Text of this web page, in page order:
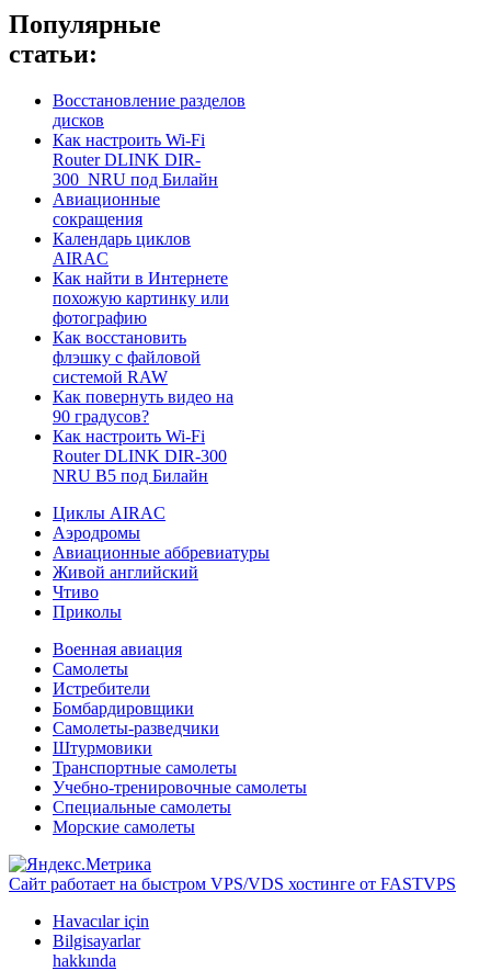
Популярные
статьи:
Восстановление разделов
дисков
Как настроить Wi-Fi
Router DLINK DIR-
300_NRU под Билайн
Авиационные
сокращения
Календарь циклов
AIRAC
Как найти в Интернете
похожую картинку или
фотографию
Как восстановить
флэшку с файловой
системой RAW
Как повернуть видео на
90 градусов?
Как настроить Wi-Fi
Router DLINK DIR-300
NRU B5 под Билайн
Циклы AIRAC
Аэродромы
Авиационные аббревиатуры
Живой английский
Чтиво
Приколы
Военная авиация
Самолеты
Истребители
Бомбардировщики
Самолеты-разведчики
Штурмовики
Транспортные самолеты
Учебно-тренировочные самолеты
Специальные самолеты
Морские самолеты
Сайт работает на быстром VPS/VDS хостинге от FASTVPS
Havacılar için
Bilgisayarlar
hakkında